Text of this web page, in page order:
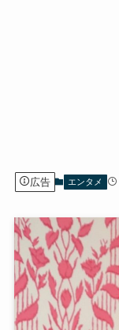
広告 エンタメ